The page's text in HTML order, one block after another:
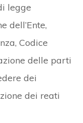
legge
dell’Ente,
Codice
delle parti
dei
dei reati